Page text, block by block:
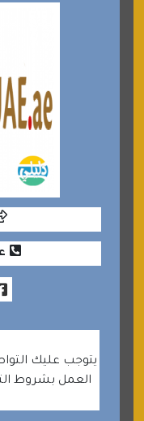
يتوجب عليك
العمل بشروط